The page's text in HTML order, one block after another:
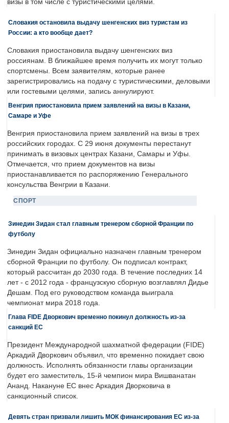
визы в том числе с туристическими целями.
Словакия остановила выдачу шенгенских виз туристам из
России: а кто вообще дает?
Словакия приостановила выдачу шенгенских виз
россиянам. В ближайшее время получить их могут только
спортсмены. Всем заявителям, которые ранее
зарегистрировались на подачу с туристическими, деловыми
или гостевыми целями, запись аннулируют.
Венгрия приостановила прием заявлений на визы в Казани,
Самаре и Уфе
Венгрия приостановила прием заявлений на визы в трех
российских городах. С 29 июня документы перестанут
принимать в визовых центрах Казани, Самары и Уфы.
Отмечается, что прием документов на визы
приостанавливается по распоряжению Генерального
консульства Венгрии в Казани.
СПОРТ
Зинедин Зидан стал главным тренером сборной Франции по
футболу
Зинедин Зидан официально назначен главным тренером
сборной Франции по футболу. Он подписал контракт,
который рассчитан до 2030 года. В течение последних 14
лет - с 2012 года - французскую сборную возглавлял Дидье
Дешам. Под его руководством команда выиграла
чемпионат мира 2018 года.
Глава FIDE Дворкович временно покинул должность из-за
санкций ЕС
Президент Международной шахматной федерации (FIDE)
Аркадий Дворкович объявил, что временно покидает свою
должность. Исполнять обязанности главы организации
будет его заместитель, 15-й чемпион мира Вишванатан
Ананд. Накануне ЕС внес Аркадия Дворковича в
санкционный список.
Девять стран призвали лишить МОК финансирования ЕС из-за